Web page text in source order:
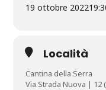
19 ottobre 2022
Località
Cantina della Serra
Via Strada Nuova | 12